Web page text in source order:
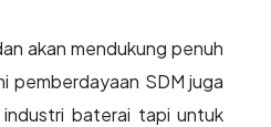
akan mendukung penuh
pemberdayaan SDM juga
baterai tapi untuk